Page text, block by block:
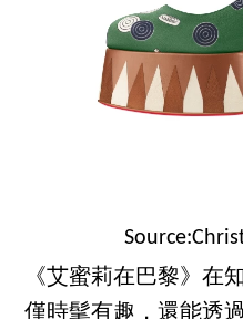
《艾蜜莉在巴黎》在
僅時髦有趣，還能透